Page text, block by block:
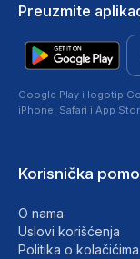
Preuzmite
Google Play i logotip
iPhone, Safari i App
Korisnička
O nama
Uslovi korišćenja
Politika o kolačićima